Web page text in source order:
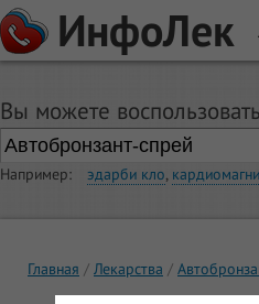
ИнфоЛек
Вы можете
Например: эдарби кло,
Главная Лекарства